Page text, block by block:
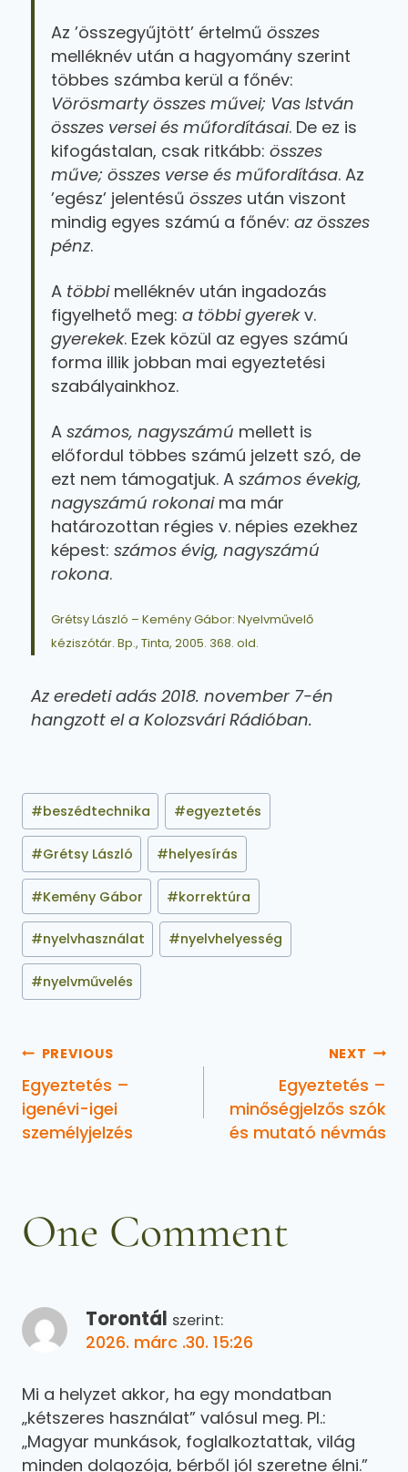
Az ’összegyűjtött’ értelmű összes
melléknév után a hagyomány szerint
többes számba kerül a főnév:
Vörösmarty összes művei; Vas István
összes versei és műfordításai. De ez is
kifogástalan, csak ritkább: összes
műve; összes verse és műfordítása. Az
’egész’ jelentésű összes után viszont
mindig egyes számú a főnév: az összes
pénz.
A többi melléknév után ingadozás
figyelhető meg: a többi gyerekv.
gyerekek. Ezek közül az egyes számú
forma illik jobban mai egyeztetési
szabályainkhoz.
A számos, nagyszámú mellett is
előfordul többes számú jelzett szó, de
ezt nem támogatjuk. A számos évekig,
nagyszámú rokonai ma már
határozottan régies v. népies ezekhez
képest: számos évig, nagyszámú
rokona.
Grétsy László – Kemény Gábor: Nyelvművelő
kéziszótár. Bp., Tinta, 2005. 368. old.
Az eredeti adás 2018. november 7-én
hangzott el a Kolozsvári Rádióban.
#beszédtechnika #egyeztetés
#Grétsy László #helyesírás
#Kemény Gábor #korrektúra
#nyelvhasználat #nyelvhelyesség
#nyelvművelés
PREVIOUS
Egyeztetés –
igenévi-igei
személyjelzés
NEXT
Egyeztetés –
minőségjelzős szók
és mutató névmás
One Comment
Torontál szerint:
2026. márc .30. 15:26
Mi a helyzet akkor, ha egy mondatban
„kétszeres használat” valósul meg. Pl.:
„Magyar munkások, foglalkoztattak, világ
minden dolgozója, bérből jól szeretne élni.”